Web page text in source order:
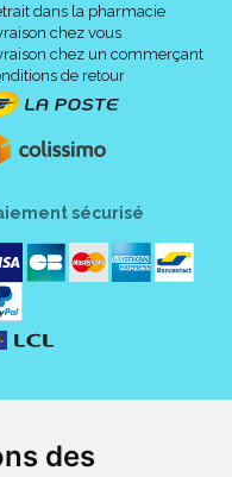
des
dans la pharmacie
chez vous
chez un commerçant
de retour
sécurisé
au prix les plus bas possible
1700 en médicaments sans